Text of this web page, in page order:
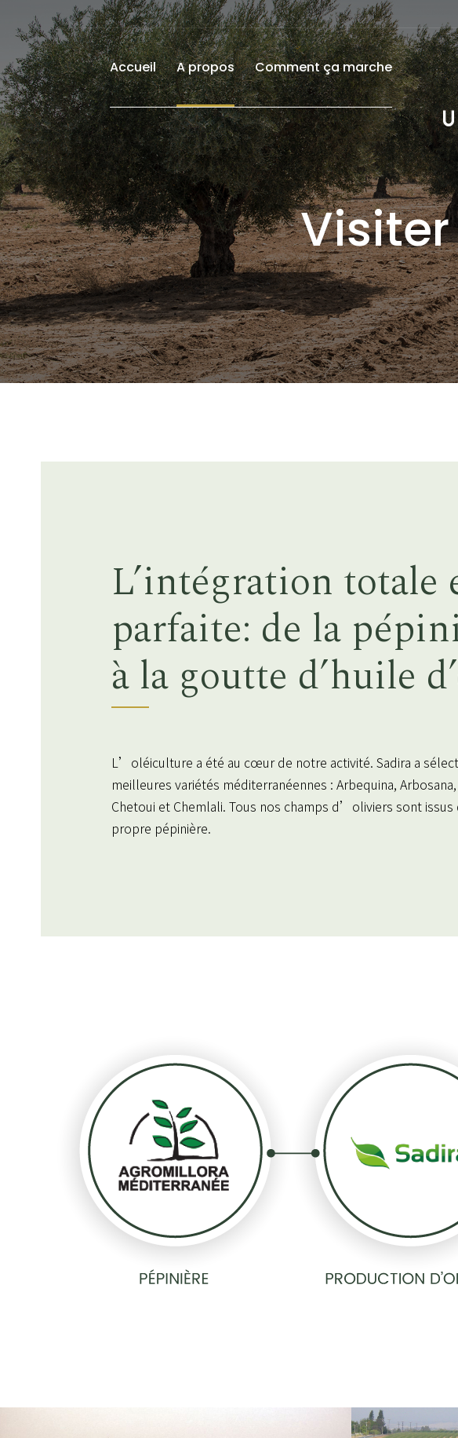
Accueil A propos Comment ça marche
L’intégration totale
parfaite: de la
à la goutte d’huile
L’oléiculture a été au cœur de notre activité. Sadira a
meilleures variétés méditerranéennes : Arbequina,
Chetoui et Chemlali. Tous nos champs d’oliviers sont
propre pépinière.